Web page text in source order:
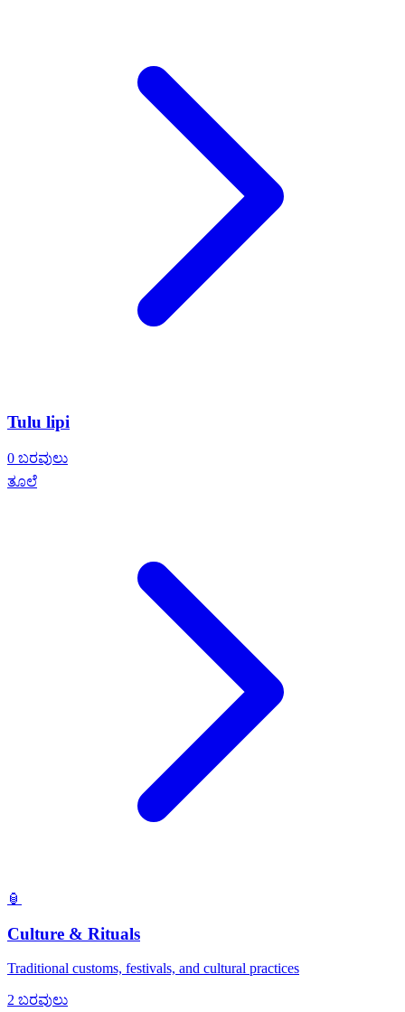
Tulu lipi
0 ಬರವುಲು
ತೂಲೆ
🏮
Culture & Rituals
Traditional customs, festivals, and cultural practices
2 ಬರವುಲು